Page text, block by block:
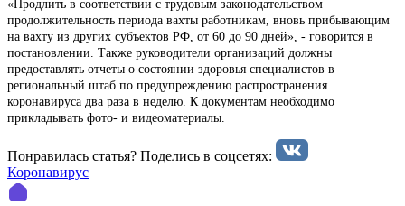
«Продлить в соответствии с трудовым законодательством
продолжительность периода вахты работникам, вновь прибывающим
на вахту из других субъектов РФ, от 60 до 90 дней», - говорится в
постановлении. Также руководители организаций должны
предоставлять отчеты о состоянии здоровья специалистов в
региональный штаб по предупреждению распространения
коронавируса два раза в неделю. К документам необходимо
прикладывать фото- и видеоматериалы.
Понравилась статья? Поделиcь в соцсетях:
Коронавирус